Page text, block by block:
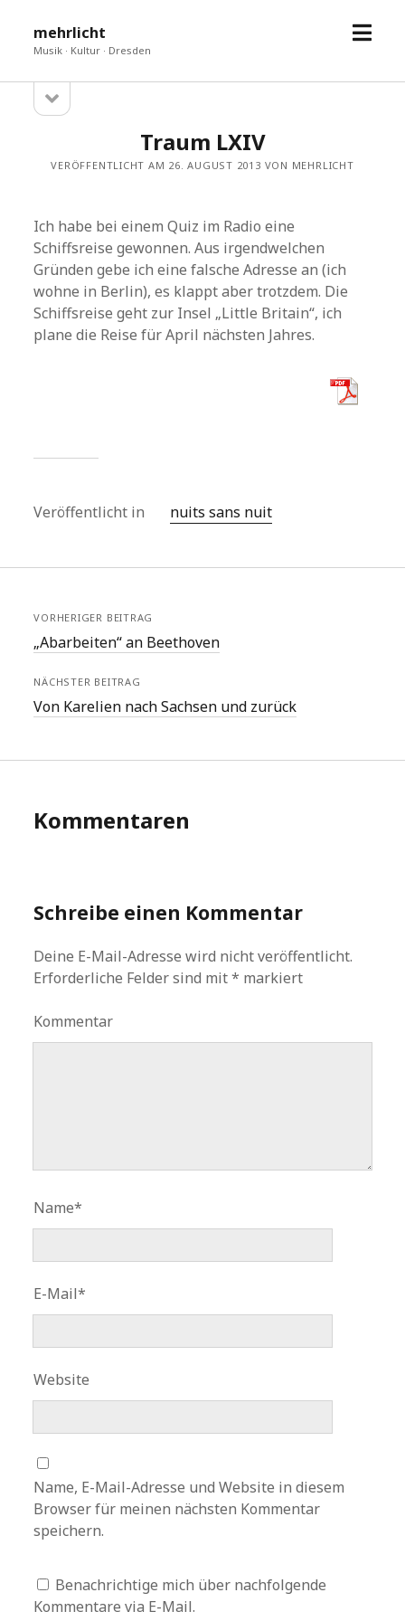
mehrlicht
Musik · Kultur · Dresden
Menü
Sidebar
öffnen
Traum LXIV
VERÖFFENTLICHT AM 26. AUGUST 2013 VON MEHRLICHT
Ich habe bei einem Quiz im Radio eine
Schiffsreise gewonnen. Aus irgendwelchen
Gründen gebe ich eine falsche Adresse an (ich
wohne in Berlin), es klappt aber trotzdem. Die
Schiffsreise geht zur Insel „Little Britain“, ich
plane die Reise für April nächsten Jahres.
Veröffentlicht in nuits sans nuit
VORHERIGER BEITRAG
„Abarbeiten“ an Beethoven
NÄCHSTER BEITRAG
Von Karelien nach Sachsen und zurück
Kommentaren
Schreibe einen Kommentar
Deine E-Mail-Adresse wird nicht veröffentlicht.
Erforderliche Felder sind mit* markiert
Kommentar
Name*
E-Mail*
Website
Name, E-Mail-Adresse und Website in diesem
Browser für meinen nächsten Kommentar
speichern.
Benachrichtige mich über nachfolgende
Kommentare via E-Mail.